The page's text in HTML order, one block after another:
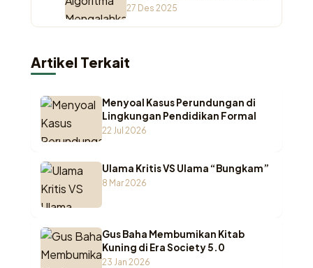
Otoritas Keagamaan di
27 Des 2025
Artikel Terkait
Menyoal Kasus Perundungan di
Lingkungan Pendidikan Formal
22 Jul 2026
Ulama Kritis VS Ulama “Bungkam”
8 Mar 2026
Gus Baha Membumikan Kitab
Kuning di Era Society 5.0
23 Jan 2026